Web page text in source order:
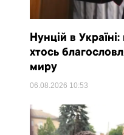
Нунцій в
хтось
миру
06.08.2026 10:53